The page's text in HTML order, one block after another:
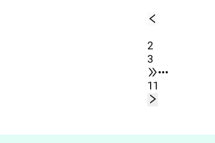
2
3
•••
11